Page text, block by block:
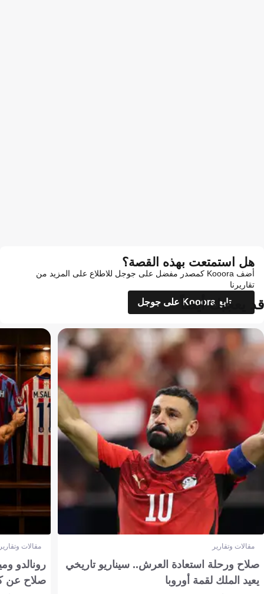
هل استمتعت بهذه القصة؟
أضف Kooora كمصدر مفضل على جوجل للاطلاع على المزيد من
تقاريرنا
تابع Kooora على جوجل
قد يعجبك أيضاً
مقالات وتقارير
صلاح ورحلة استعادة العرش.. سيناريو تاريخي
يعيد الملك لقمة أوروبا
مقالات
رونالدو
صلاح عن